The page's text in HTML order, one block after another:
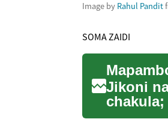
Image by Rahul Pandit
SOMA ZAIDI
Jikoni
ubunif...